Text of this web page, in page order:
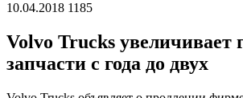
10.04.2018 1185
Volvo Trucks увеличивает
запчасти с года до двух